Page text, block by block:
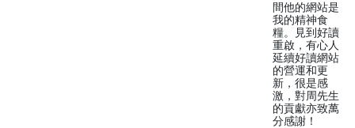
間他的網站是
我的精神食
糧。見到好讀
重啟，有心人
延續好讀網站
的營運和更
新，很是感
激，對周先生
的貢獻亦致萬
分感謝！